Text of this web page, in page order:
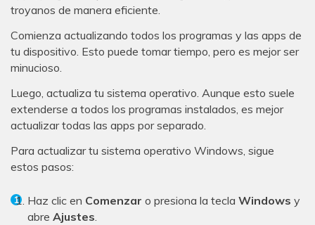
troyanos de manera eficiente.
Comienza actualizando todos los programas y las apps de
tu dispositivo. Esto puede tomar tiempo, pero es mejor ser
minucioso.
Luego, actualiza tu sistema operativo. Aunque esto suele
extenderse a todos los programas instalados, es mejor
actualizar todas las apps por separado.
Para actualizar tu sistema operativo Windows, sigue
estos pasos:
Haz clic en Comenzar o presiona la tecla Windows y
abre Ajustes.